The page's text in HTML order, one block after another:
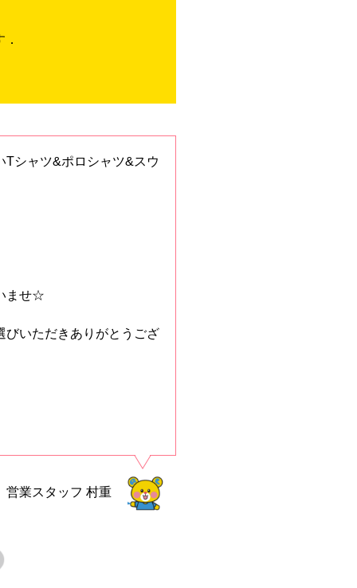
シャツ&ポロシャツ&スウ
ませ☆
びいただきありがとうござ
営業スタッフ 村重